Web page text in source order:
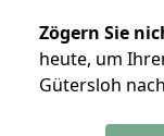
Zögern Sie
heute, um
Gütersloh